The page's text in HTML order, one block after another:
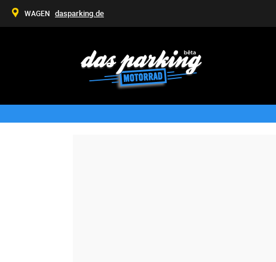
WAGEN dasparking.de